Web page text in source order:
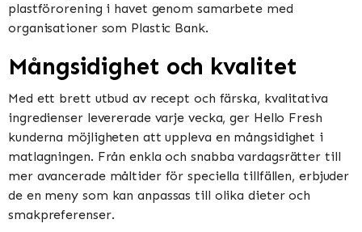
plastförorening i havet genom samarbete med
organisationer som Plastic Bank.
Mångsidighet och kvalitet
Med ett brett utbud av recept och färska, kvalitativa
ingredienser levererade varje vecka, ger Hello Fresh
kunderna möjligheten att uppleva en mångsidighet i
matlagningen. Från enkla och snabba vardagsrätter till
mer avancerade måltider för speciella tillfällen, erbjuder
de en meny som kan anpassas till olika dieter och
smakpreferenser.